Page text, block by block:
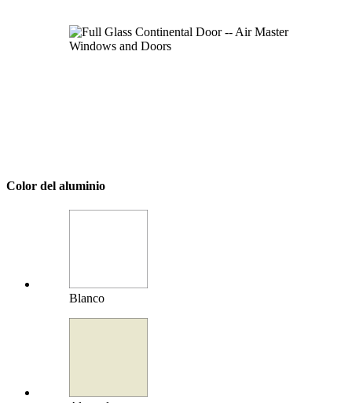
Color del aluminio
Blanco